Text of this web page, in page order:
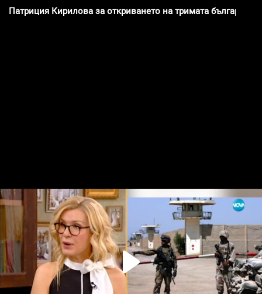
Патриция Кирилова за откриването на тримата българи,